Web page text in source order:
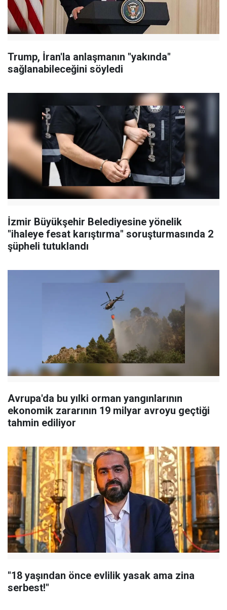
Trump, İran'la anlaşmanın "yakında"
sağlanabileceğini söyledi
İzmir Büyükşehir Belediyesine yönelik
"ihaleye fesat karıştırma" soruşturmasında 2
şüpheli tutuklandı
Avrupa'da bu yılki orman yangınlarının
ekonomik zararının 19 milyar avroyu geçtiği
tahmin ediliyor
"18 yaşından önce evlilik yasak ama zina
serbest!"